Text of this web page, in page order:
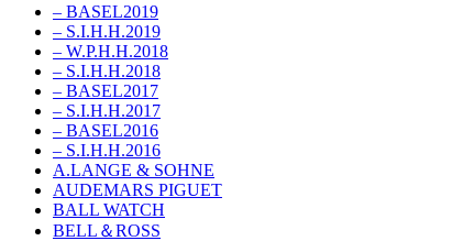
– BASEL2019
– S.I.H.H.2019
– W.P.H.H.2018
– S.I.H.H.2018
– BASEL2017
– S.I.H.H.2017
– BASEL2016
– S.I.H.H.2016
A.LANGE & SOHNE
AUDEMARS PIGUET
BALL WATCH
BELL＆ROSS